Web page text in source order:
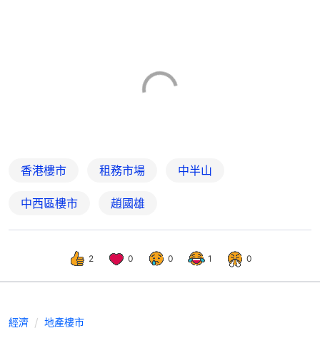
香港樓市 租務市場 中半山
中西區樓市 趙國雄
2 0 0 1 0
經濟 地產樓市